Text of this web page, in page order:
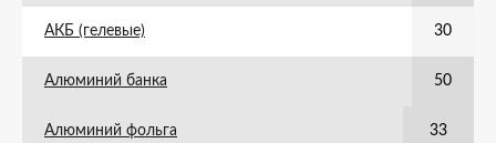
АКБ (гелевые) 30
Алюминий банка 50
Алюминий фольга 33